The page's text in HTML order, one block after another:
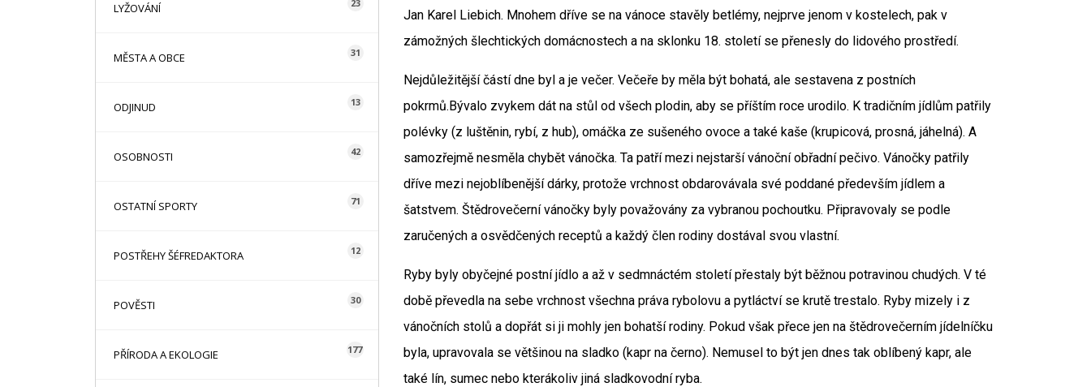
LYŽOVÁNÍ 23
MĚSTA A OBCE 31
ODJINUD 13
OSOBNOSTI 42
OSTATNÍ SPORTY 71
POSTŘEHY ŠÉFREDAKTORA 12
POVĚSTI 30
PŘÍRODA A EKOLOGIE 177
Jan Karel Liebich. Mnohem dříve se na vánoce stavěly betlémy, nejprve jenom v kostelech, pak v
zámožných šlechtických domácnostech a na sklonku 18. století se přenesly do lidového prostředí.
Nejdůležitější částí dne byl a je večer. Večeře by měla být bohatá, ale sestavena z postních
pokrmů.Bývalo zvykem dát na stůl od všech plodin, aby se příštím roce urodilo. K tradičním jídlům patřily
polévky (z luštěnin, rybí, z hub), omáčka ze sušeného ovoce a také kaše (krupicová, prosná, jáhelná). A
samozřejmě nesměla chybět vánočka. Ta patří mezi nejstarší vánoční obřadní pečivo. Vánočky patřily
dříve mezi nejoblíbenější dárky, protože vrchnost obdarovávala své poddané především jídlem a
šatstvem. Štědrovečerní vánočky byly považovány za vybranou pochoutku. Připravovaly se podle
zaručených a osvědčených receptů a každý člen rodiny dostával svou vlastní.
Ryby byly obyčejné postní jídlo a až v sedmnáctém století přestaly být běžnou potravinou chudých. V té
době převedla na sebe vrchnost všechna práva rybolovu a pytláctví se krutě trestalo. Ryby mizely i z
vánočních stolů a dopřát si ji mohly jen bohatší rodiny. Pokud však přece jen na štědrovečerním jídelníčku
byla, upravovala se většinou na sladko (kapr na černo). Nemusel to být jen dnes tak oblíbený kapr, ale
také lín, sumec nebo kterákoliv jiná sladkovodní ryba.